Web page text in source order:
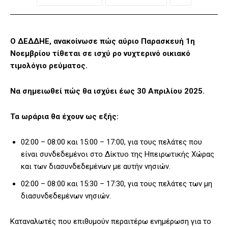
Ο ΔΕΔΔΗΕ, ανακοίνωσε πώς αύριο Παρασκευή 1η
Νοεμβρίου τίθεται σε ισχύ ρο νυχτερινό οικιακό
τιμολόγιο ρεύματος.
Να σημειωθεί πώς θα ισχύει έως 30 Απριλίου 2025.
Τα ωράρια θα έχουν ως εξής:
02:00 – 08:00 και 15:00 – 17:00, για τους πελάτες που
είναι συνδεδεμένοι στο Δίκτυο της Ηπειρωτικής Χώρας
και των διασυνδεδεμένων με αυτήν νησιών.
02:00 – 08:00 και 15:30 – 17:30, για τους πελάτες των μη
διασυνδεδεμένων νησιών.
Καταναλωτές που επιθυμούν περαιτέρω ενημέρωση για το